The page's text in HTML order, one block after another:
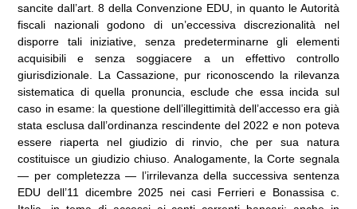
sancite dall’art. 8 della Convenzione EDU, in quanto le Autorità
fiscali nazionali godono di un’eccessiva discrezionalità nel
disporre tali iniziative, senza predeterminarne gli elementi
acquisibili e senza soggiacere a un effettivo controllo
giurisdizionale. La Cassazione, pur riconoscendo la rilevanza
sistematica di quella pronuncia, esclude che essa incida sul
caso in esame: la questione dell’illegittimità dell’accesso era già
stata esclusa dall’ordinanza rescindente del 2022 e non poteva
essere riaperta nel giudizio di rinvio, che per sua natura
costituisce un giudizio chiuso. Analogamente, la Corte segnala
— per completezza — l’irrilevanza della successiva sentenza
EDU dell’11 dicembre 2025 nei casi Ferrieri e Bonassisa c.